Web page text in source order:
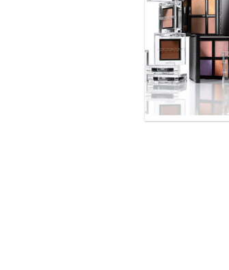
ブラン
サステ
IRライ